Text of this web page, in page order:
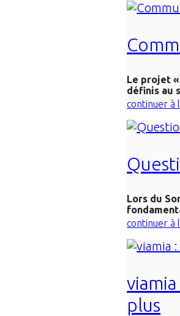
Le projet
définis au
continuer à
Lors du
continuer à
plus